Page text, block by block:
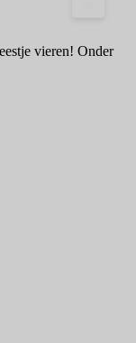
vieren! Onder